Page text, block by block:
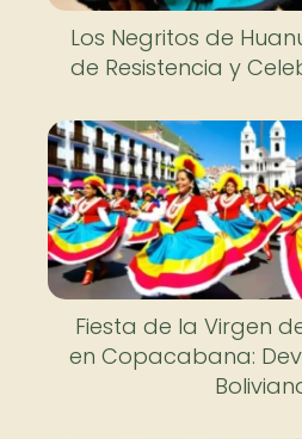
Los Negritos de
de Resistencia y
Fiesta de la Virgen
en Copacabana: